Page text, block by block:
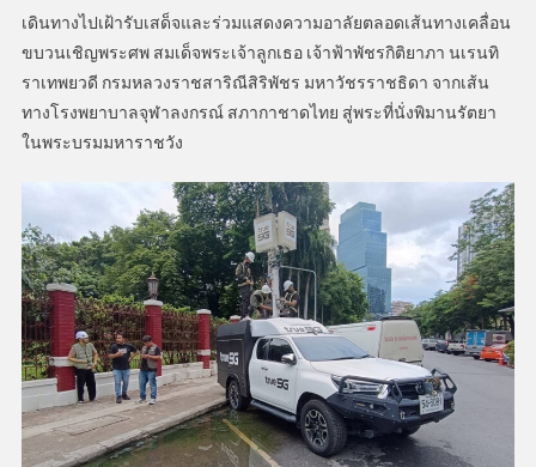
เดินทางไปเฝ้ารับเสด็จและร่วมแสดงความอาลัยตลอดเส้นทางเคลื่อน
ขบวนเชิญพระศพ สมเด็จพระเจ้าลูกเธอ เจ้าฟ้าพัชรกิติยาภา นเรนทิ
ราเทพยวดี กรมหลวงราชสาริณีสิริพัชร มหาวัชรราชธิดา จากเส้น
ทางโรงพยาบาลจุฬาลงกรณ์ สภากาชาดไทย สู่พระที่นั่งพิมานรัตยา
ในพระบรมมหาราชวัง